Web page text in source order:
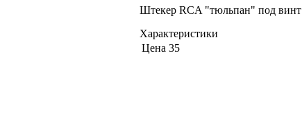
Штекер RCA "тюльпан" под винт
Характеристики
Цена 35